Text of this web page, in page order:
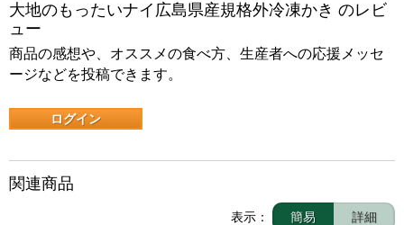
大地のもったいナイ広島県産規格外冷凍かき のレビ
ュー
商品の感想や、オススメの食べ方、生産者への応援メッセ
ージなどを投稿できます。
ログイン
関連商品
表示： 簡易 詳細